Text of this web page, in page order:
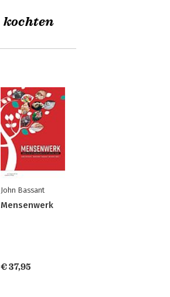
kochten
John Bassant
Mensenwerk
€ 37,95